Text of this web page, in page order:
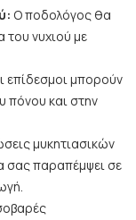
Ο ποδολόγος θα
του νυχιού με
επίδεσμοι μπορούν
πόνου και στην
μυκητιασικών
σας παραπέμψει σε